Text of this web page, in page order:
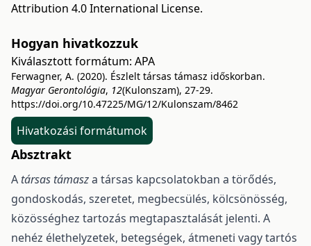
Attribution 4.0 International License.
Hogyan hivatkozzuk
Kiválasztott formátum: APA
Ferwagner, A. (2020). Észlelt társas támasz időskorban.
Magyar Gerontológia, 12(Kulonszam), 27-29.
https://doi.org/10.47225/MG/12/Kulonszam/8462
Hivatkozási formátumok
Absztrakt
A társas támasza társas kapcsolatokban a törődés,
gondoskodás, szeretet, megbecsülés, kölcsönösség,
közösséghez tartozás megtapasztalását jelenti. A
nehéz élethelyzetek, betegségek, átmeneti vagy tartós